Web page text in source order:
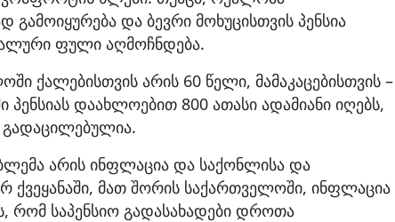
და ბევრი მოხუცისთვის პენსია
ფული აღმოჩნდება.
ქალებისთვის არის 60 წელი, მამაკაცებისთვის –
დაახლოებით 800 ათასი ადამიანი იღებს,
გადაცილებულია.
არის ინფლაცია და საქონლისა და
ქვეყანაში, მათ შორის საქართველოში, ინფლაცია
რომ საპენსიო გადასახადები დროთა